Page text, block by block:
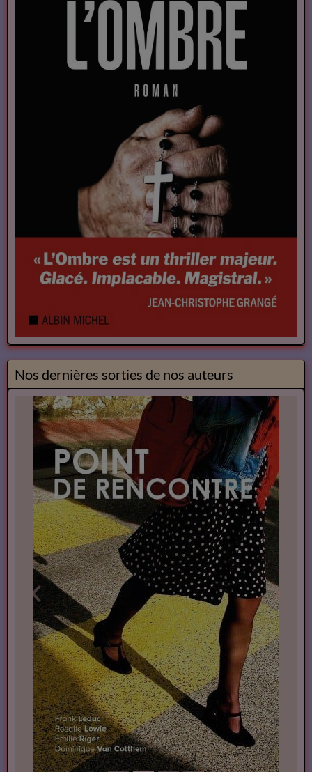
Nos dernières sorties de nos auteurs